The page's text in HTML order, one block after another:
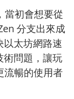
當初會想要從
分支出來成
太坊網路速
術問題，讓玩
流暢的使用者